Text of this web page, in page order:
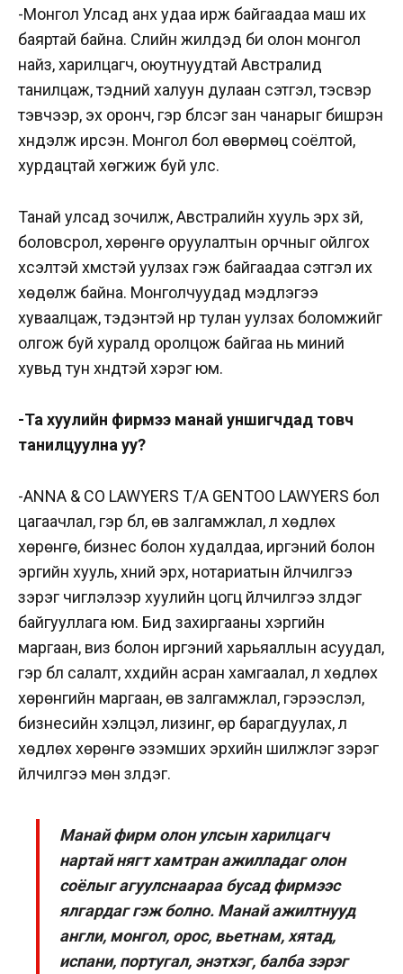
-Монгол Улсад анх удаа ирж байгаадаа маш их
баяртай байна. Сүүлийн жилүүдэд би олон монгол
найз, харилцагч, оюутнуудтай Австралид
танилцаж, тэдний халуун дулаан сэтгэл, тэсвэр
тэвчээр, эх оронч, гэр бүлсэг зан чанарыг бишрэн
хүндэлж ирсэн. Монгол бол өвөрмөц соёлтой,
хурдацтай хөгжиж буй улс.
Танай улсад зочилж, Австралийн хууль эрх зүй,
боловсрол, хөрөнгө оруулалтын орчныг ойлгох
хүсэлтэй хүмүүстэй уулзах гэж байгаадаа сэтгэл их
хөдөлж байна. Монголчуудад мэдлэгээ
хуваалцаж, тэдэнтэй нүүр тулан уулзах боломжийг
олгож буй хуралд оролцож байгаа нь миний
хувьд тун хүндтэй хэрэг юм.
-Та хуулийн фирмээ манай уншигчдад товч
танилцуулна уу?
-ANNA & CO LAWYERS T/A GENTOO LAWYERS бол
цагаачлал, гэр бүл, өв залгамжлал, үл хөдлөх
хөрөнгө, бизнес болон худалдаа, иргэний болон
эрүүгийн хууль, хүний эрх, нотариатын үйлчилгээ
зэрэг чиглэлээр хуулийн цогц үйлчилгээ үзүүлдэг
байгууллага юм. Бид захиргааны хэргийн
маргаан, виз болон иргэний харьяаллын асуудал,
гэр бүл салалт, хүүхдийн асран хамгаалал, үл хөдлөх
хөрөнгийн маргаан, өв залгамжлал, гэрээслэл,
бизнесийн хэлцэл, лизинг, өр барагдуулах, үл
хөдлөх хөрөнгө эзэмших эрхийн шилжүүлэг зэрэг
үйлчилгээ мөн үзүүлдэг.
Манай фирм олон улсын харилцагч
нартай нягт хамтран ажилладаг олон
соёлыг агуулснаараа бусад фирмээс
ялгардаг гэж болно. Манай ажилтнууд
англи, монгол, орос, вьетнам, хятад,
испани, португал, энэтхэг, балба зэрэг